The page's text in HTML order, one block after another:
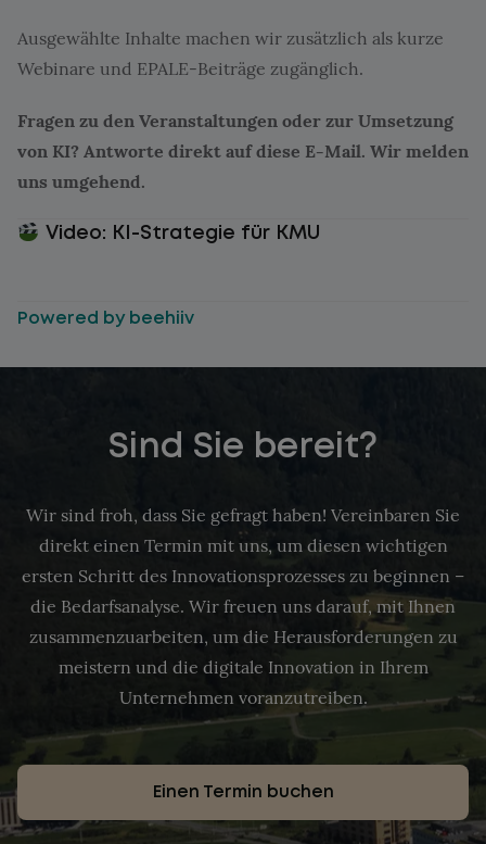
Ausgewählte Inhalte machen wir zusätzlich als kurze
Webinare und EPALE-Beiträge zugänglich.
Fragen zu den Veranstaltungen oder zur Umsetzung
von KI? Antworte direkt auf diese E-Mail. Wir melden
uns umgehend.
Video: KI-Strategie für KMU
Powered by beehiiv
Sind Sie bereit?
Wir sind froh, dass Sie gefragt haben! Vereinbaren Sie
direkt einen Termin mit uns, um diesen wichtigen
ersten Schritt des Innovationsprozesses zu beginnen –
die Bedarfsanalyse. Wir freuen uns darauf, mit Ihnen
zusammenzuarbeiten, um die Herausforderungen zu
meistern und die digitale Innovation in Ihrem
Unternehmen voranzutreiben.
Einen Termin buchen